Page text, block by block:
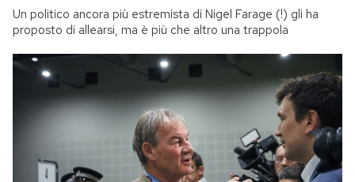
Un politico ancora più estremista di Nigel Farage (!) gli ha
proposto di allearsi, ma è più che altro una trappola